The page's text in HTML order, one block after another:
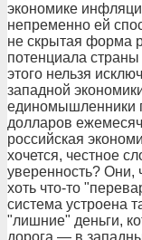
экономике
непременно ей
не скрытая форма
потенциала
этого нельзя
западной
единомышленники
долларов
российская
хочется, честное
уверенность? Они,
хоть что-то
система устроена
"лишние" деньги,
дорога — в